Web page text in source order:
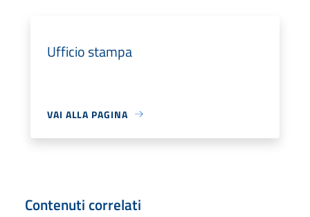
Ufficio stampa
VAI ALLA PAGINA
Contenuti correlati